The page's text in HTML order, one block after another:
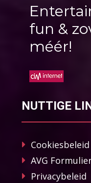
fun &
méér!
NUTTIGE
Cookiesbeleid
AVG
Privacybeleid